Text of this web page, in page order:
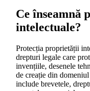
Ce înseamnă
intelectuale?
Protecția proprietății
drepturi legale care
invențiile, desenele
de creație din
include brevetele,